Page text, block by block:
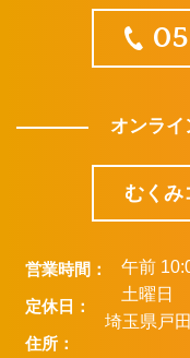
オンライ
むくみ
営業時間 午前
定休日
土曜日
住所
埼玉県戸